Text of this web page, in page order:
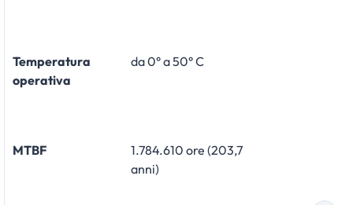
Temperatura
operativa
da 0° a 50° C
MTBF
1.784.610 ore (203,7
anni)